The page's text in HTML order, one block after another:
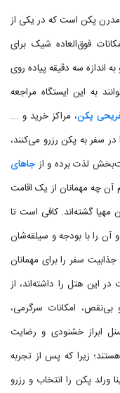
۵ ستاره لوکس و مدرن پکن است که در یکی از
فوق‌العاده شیک برای
اندازه سه دقیقه پیاده روی
به این ایستگاه مراجعه
پکن، مراکز خرید و ...
در سفر به پکن رزرو می‌کنند،
لذت برده و از جاهای
آن چه مهمانان از یک اقامت
مهیا گشته‌اند. کافی است تا
آن را با بودجه و سیلقه‌شان
سفر را برای مهمانان
در این هتل را داشته‌اند، از
امکانات سرگرمی،
ابراز خشنودی و رضایت
زیرا که پس از تجربه
ورلد پکن را انتخاب و رزرو